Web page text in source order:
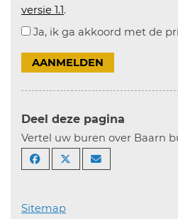
versie 1.1.
Ja, ik ga akkoord met de
AANMELDEN
Deel deze pagina
Vertel uw buren over Baarn
Sitemap